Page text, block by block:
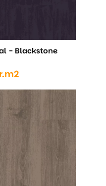
- Blackstone
m2